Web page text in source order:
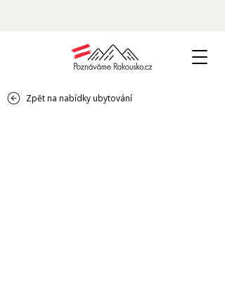
Zpět na nabídky ubytování